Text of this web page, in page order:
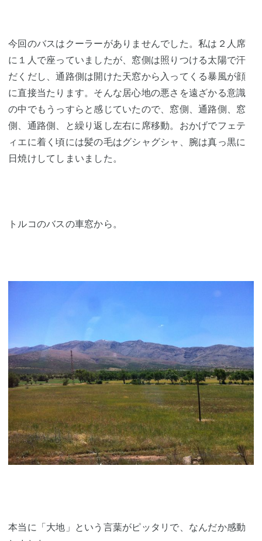
今回のバスはクーラーがありませんでした。私は２人席
に１人で座っていましたが、窓側は照りつける太陽で汗
だくだし、通路側は開けた天窓から入ってくる暴風が顔
に直接当たります。そんな居心地の悪さを遠ざかる意識
の中でもうっすらと感じていたので、窓側、通路側、窓
側、通路側、と繰り返し左右に席移動。おかげでフェテ
ィエに着く頃には髪の毛はグシャグシャ、腕は真っ黒に
日焼けしてしまいました。
トルコのバスの車窓から。
本当に「大地」という言葉がピッタリで、なんだか感動